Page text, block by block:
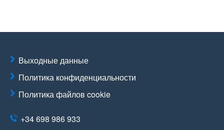
Выходные данные
Политика конфиденциальности
Политика файлов cookie
+34 698 986 933